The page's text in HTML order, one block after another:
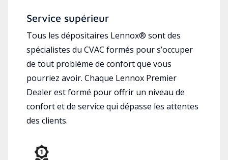
Service supérieur
Tous les dépositaires Lennox® sont des
spécialistes du CVAC formés pour s’occuper
de tout problème de confort que vous
pourriez avoir. Chaque Lennox Premier
Dealer est formé pour offrir un niveau de
confort et de service qui dépasse les attentes
des clients.